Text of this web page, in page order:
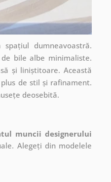
dumneavoastră.
bile albe minimaliste.
și liniștitoare. Această
de stil și rafinament.
deosebită.
muncii designerului
Alegeți din modelele